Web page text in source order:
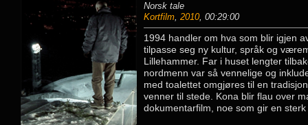
Norsk tale
Kortfilm, 2010, 00:29:00
1994 handler om hva som blir igjen
tilpasse seg ny kultur, språk og
Lillehammer. Far i huset lengter
nordmenn var så vennelige og
med toalettet omgjøres til en
venner til stede. Kona blir flau over
dokumentarfilm, noe som gir en